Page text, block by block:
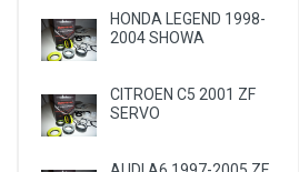
RULMANLAR
KÖRÜK VE KELEPÇELER
ALETLER VE ANAHTARLAR
AĞIR VASITA GRUBU
HONDA LEGEND 1998-
2004 SHOWA
CITROEN C5 2001 ZF
SERVO